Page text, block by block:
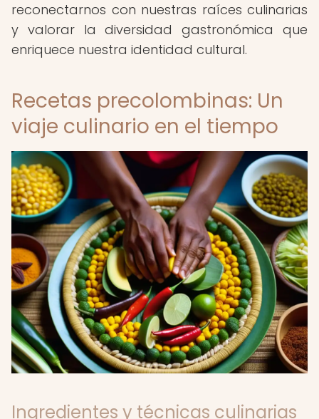
reconectarnos con nuestras raíces culinarias
y valorar la diversidad gastronómica que
enriquece nuestra identidad cultural.
Recetas precolombinas: Un
viaje culinario en el tiempo
Ingredientes y técnicas culinarias